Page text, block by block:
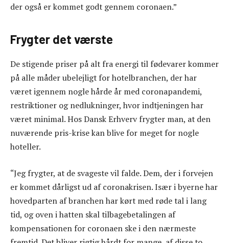
der også er kommet godt gennem coronaen.”
Frygter det værste
De stigende priser på alt fra energi til fødevarer kommer
på alle måder ubelejligt for hotelbranchen, der har
været igennem nogle hårde år med coronapandemi,
restriktioner og nedlukninger, hvor indtjeningen har
været minimal. Hos Dansk Erhverv frygter man, at den
nuværende pris-krise kan blive for meget for nogle
hoteller.
“Jeg frygter, at de svageste vil falde. Dem, der i forvejen
er kommet dårligst ud af coronakrisen. Især i byerne har
hovedparten af branchen har kørt med røde tal i lang
tid, og oven i hatten skal tilbagebetalingen af
kompensationen for coronaen ske i den nærmeste